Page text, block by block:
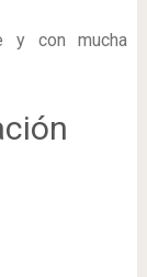
y con mucha